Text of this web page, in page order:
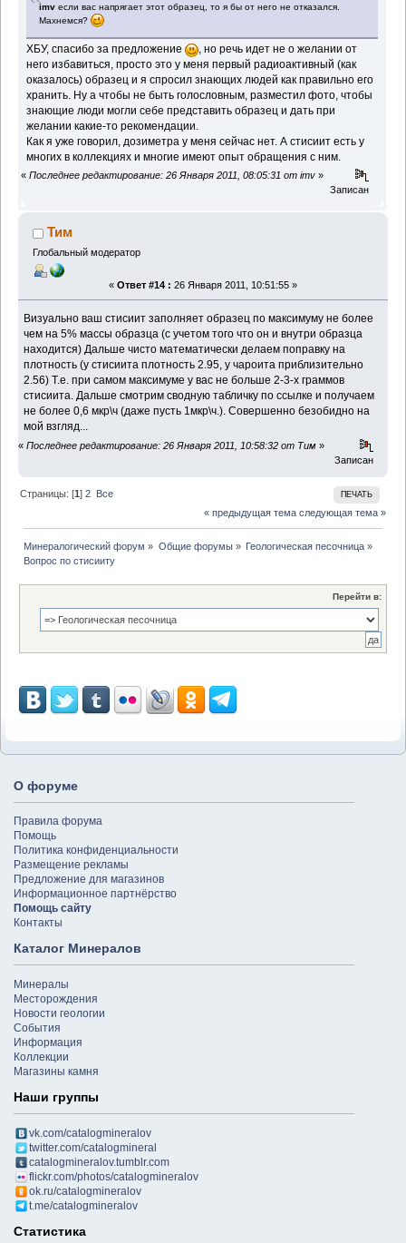
imv если вас напрягает этот образец, то я бы от него не отказался.
Махнемся?
ХБУ, спасибо за предложение
, но речь идет не о желании от
него избавиться, просто это у меня первый радиоактивный (как
оказалось) образец и я спросил знающих людей как правильно его
хранить. Ну а чтобы не быть голословным, разместил фото, чтобы
знающие люди могли себе представить образец и дать при
желании какие-то рекомендации.
Как я уже говорил, дозиметра у меня сейчас нет. А стисиит есть у
многих в коллекциях и многие имеют опыт обращения с ним.
« Последнее редактирование: 26 Января 2011, 08:05:31 от imv »
Записан
Тим
Глобальный модератор
« Ответ #14 : 26 Января 2011, 10:51:55 »
Визуально ваш стисиит заполняет образец по максимуму не более
чем на 5% массы образца (с учетом того что он и внутри образца
находится) Дальше чисто математически делаем поправку на
плотность (у стисиита плотность 2.95, у чароита приблизительно
2.56) Т.е. при самом максимуме у вас не больше 2-3-х граммов
стисиита. Дальше смотрим сводную табличку по ссылке и получаем
не более 0,6 мкр\ч (даже пусть 1мкр\ч.). Совершенно безобидно на
мой взгляд...
« Последнее редактирование: 26 Января 2011, 10:58:32 от Тим »
Записан
ПЕЧАТЬ
Страницы: [1]2 Все
« предыдущая тема следующая тема »
Минералогический форум » Общие форумы» Геологическая песочница»
Вопрос по стисииту
Перейти в:
О форуме
Правила форума
Помощь
Политика конфиденциальности
Размещение рекламы
Предложение для магазинов
Информационное партнёрство
Помощь сайту
Контакты
Каталог Минералов
Минералы
Месторождения
Новости геологии
События
Информация
Коллекции
Магазины камня
Наши группы
vk.com/catalogmineralov
twitter.com/catalogmineral
catalogmineralov.tumblr.com
flickr.com/photos/catalogmineralov
ok.ru/catalogmineralov
t.me/catalogmineralov
Статистика